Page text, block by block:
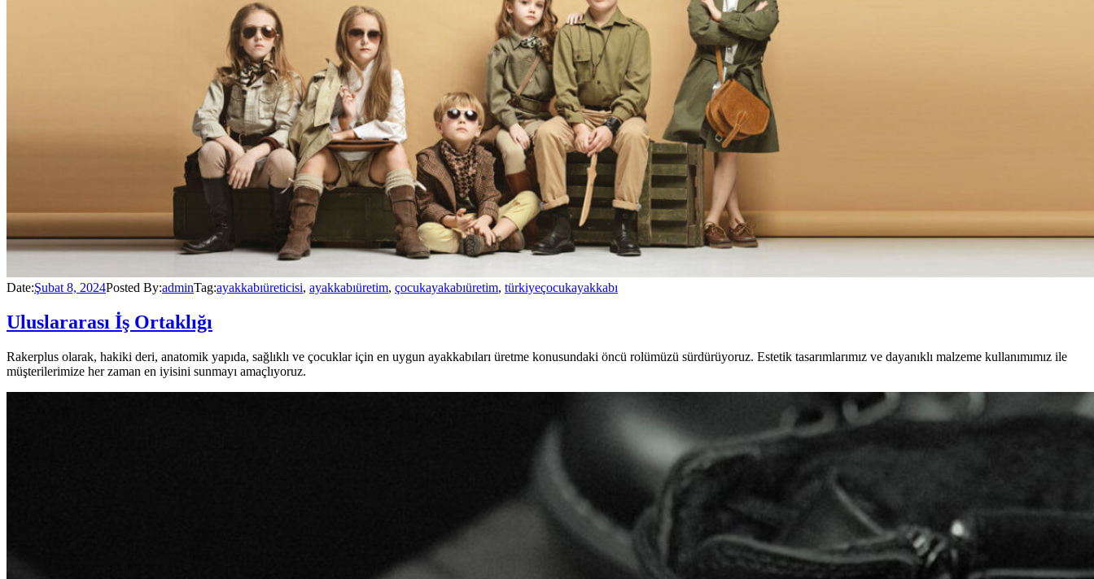
Date:Şubat 8, 2024Posted By:adminTag:ayakkabıüreticisi, ayakkabıüretim, çocukayakabıüretim, türkiyeçocukayakkabı
Uluslararası İş Ortaklığı
Rakerplus olarak, hakiki deri, anatomik yapıda, sağlıklı ve çocuklar için en uygun ayakkabıları üretme konusundaki öncü rolümüzü sürdürüyoruz. Estetik tasarımlarımız ve dayanıklı malzeme kullanımımız ile
müşterilerimize her zaman en iyisini sunmayı amaçlıyoruz.